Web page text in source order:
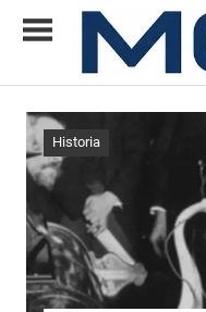
Allt
du
vill
om
ny
teknik
Historia